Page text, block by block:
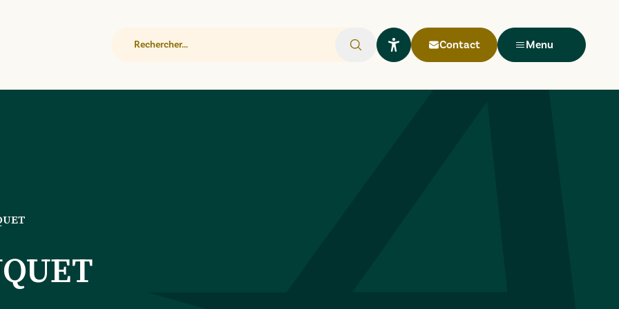
Rechercher
Ouvrir le widget Lisio
Contact Menu